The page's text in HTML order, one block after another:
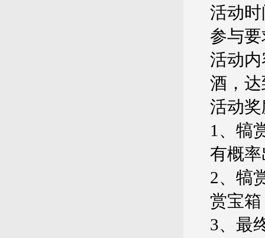
活动时
参与
活动
酒，
活动
1、犒
有概
2、犒
赏宝
3、最